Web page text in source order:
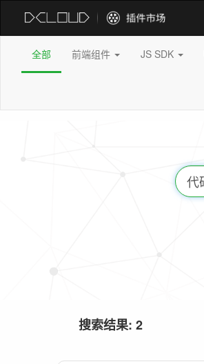
全部 前端组件 JS SDK
搜索结果: 2